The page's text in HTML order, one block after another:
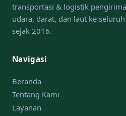
transportasi & logistik
udara, darat, dan laut ke
sejak 2016.
Navigasi
Beranda
Tentang Kami
Layanan